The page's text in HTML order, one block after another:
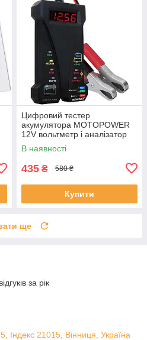
Цифровий тестер
акумулятора MOTOPOWER
12V вольтметр і аналізатор
системи заряджання
генератора LCD дисплей
В наявності
435 ₴ 580 ₴
Купити
ще
за рік
Індекс 21015, Вінниця, Україна